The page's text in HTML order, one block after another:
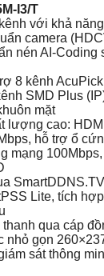
I3/T
với khả
camera
nén AI-Coding
8 kênh
SMD Plus
mặt
lượng cao:
hỗ trợ ổ
mạng
Lite, tích
qua cáp
nhỏ gọn
sát thông